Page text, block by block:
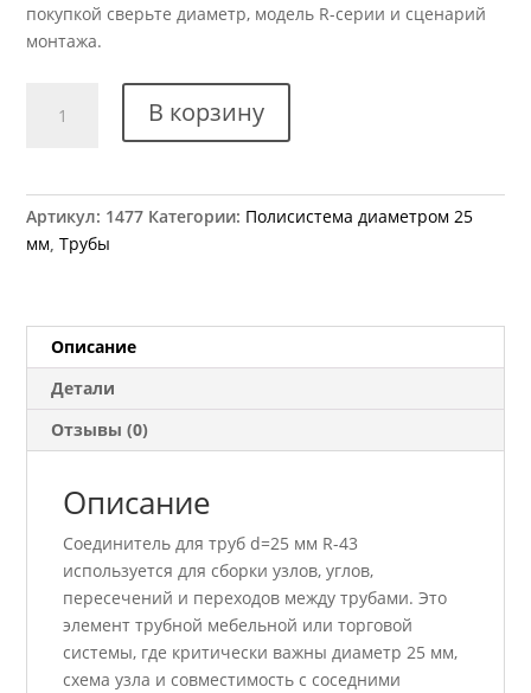
покупкой сверьте диаметр, модель R-серии и сценарий
монтажа.
товара
угловое
В корзину
Артикул: 1477 Категории: Полисистема диаметром 25
мм,Трубы
Описание
Детали
Отзывы (0)
Описание
Соединитель для труб d=25 мм R-43
используется для сборки узлов, углов,
пересечений и переходов между трубами. Это
элемент трубной мебельной или торговой
системы, где критически важны диаметр 25 мм,
схема узла и совместимость с соседними